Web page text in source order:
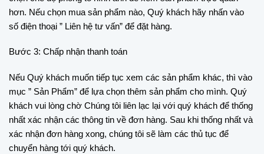
hơn. Nếu chọn mua sản phẩm nào, Quý khách hãy nhấn vào
số điện thoại ” Liên hệ tư vấn” để đặt hàng.
Bước 3: Chấp nhận thanh toán
Nếu Quý khách muốn tiếp tục xem các sản phẩm khác, thì vào
mục ” Sản Phẩm” để lựa chọn thêm sản phẩm cho mình. Quý
khách vui lòng chờ Chúng tôi liên lạc lại với quý khách để thống
nhất xác nhận các thông tin về đơn hàng. Sau khi thống nhất và
xác nhận đơn hàng xong, chúng tôi sẽ làm các thủ tục để
chuyển hàng tới quý khách.